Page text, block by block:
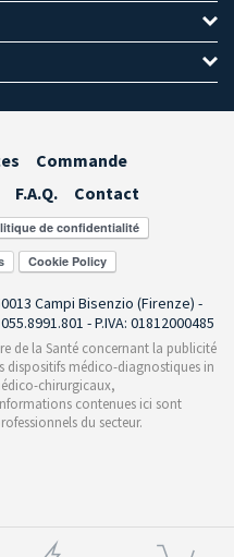
Commande
F.A.Q.
Contact
Campi Bisenzio (Firenze) -
- P.IVA: 01812000485
de la Santé concernant la publicité
dispositifs médico-diagnostiques in
chirurgicaux,
contenues ici sont
du secteur.